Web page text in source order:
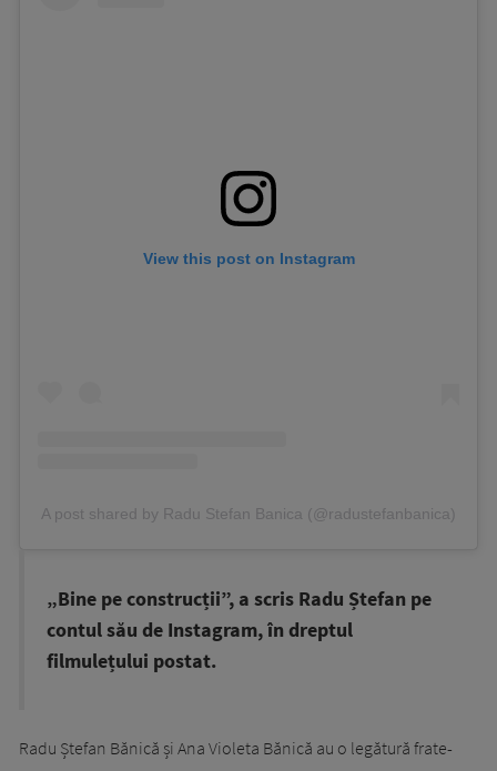
View this post on Instagram
A post shared by Radu Stefan Banica (@radustefanbanica)
„Bine pe construcții”, a scris Radu Ștefan pe
contul său de Instagram, în dreptul
filmulețului postat.
Radu Ștefan Bănică și Ana Violeta Bănică au o legătură frate-